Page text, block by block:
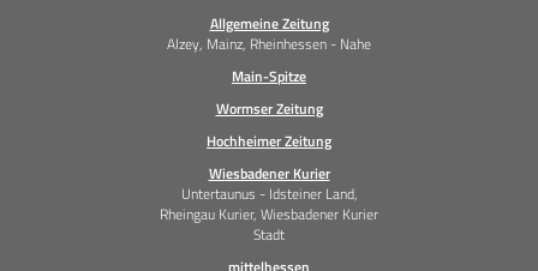
Allgemeine Zeitung
Alzey, Mainz, Rheinhessen - Nahe
Main-Spitze
Wormser Zeitung
Hochheimer Zeitung
Wiesbadener Kurier
Untertaunus - Idsteiner Land,
Rheingau Kurier, Wiesbadener Kurier
Stadt